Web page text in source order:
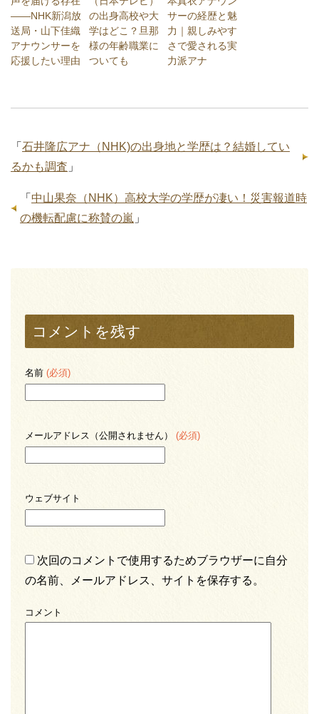
――NHK新潟放
送局・山下佳織
アナウンサーを
応援したい理由
の出身高校や大
学はどこ？旦那
様の年齢職業に
ついても
サーの経歴と魅
力｜親しみやす
さで愛される実
力派アナ
「 石井隆広アナ（NHK)の出身地と学歴は？結婚してい
るかも調査 」
「 中山果奈（NHK）高校大学の学歴が凄い！災害報道時
の機転配慮に称賛の嵐 」
コメントを残す
名前 (必須)
メールアドレス（公開されません） (必須)
ウェブサイト
次回のコメントで使用するためブラウザーに自分
の名前、メールアドレス、サイトを保存する。
コメント